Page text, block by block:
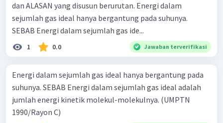
dan ALASAN yang disusun berurutan. Energi dalam
sejumlah gas ideal hanya bergantung pada suhunya.
SEBAB Energi dalam sejumlah gas ide...
1 0.0 Jawaban terverifikasi
Energi dalam sejumlah gas ideal hanya bergantung pada
suhunya. SEBAB Energi dalam sejumlah gas ideal adalah
jumlah energi kinetik molekul-molekulnya. (UMPTN
1990/Rayon C)